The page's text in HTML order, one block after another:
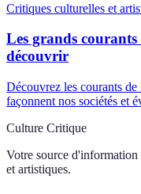
Critiques culturelles et
Les grands
découvrir
Découvrez les courants
façonnent nos sociétés et
Culture Critique
Votre source
et artistiques.